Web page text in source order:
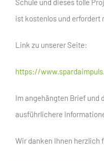
Schule und dieses tolle
ist kostenlos und erfordert
Link zu unserer Seite:
https://
Im angehängten Brief und
ausführlichere
Wir danken Ihnen herzlich